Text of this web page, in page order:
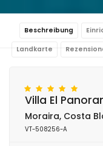
Beschreibung
Landkarte
Villa El
Moraira, Costa
VT-508256-A